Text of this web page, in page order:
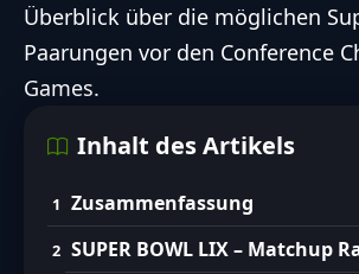
Überblick über die möglichen
Paarungen vor den Conference
Games.
Inhalt des Artikels
Zusammenfassung
SUPER BOWL LIX – Matchup